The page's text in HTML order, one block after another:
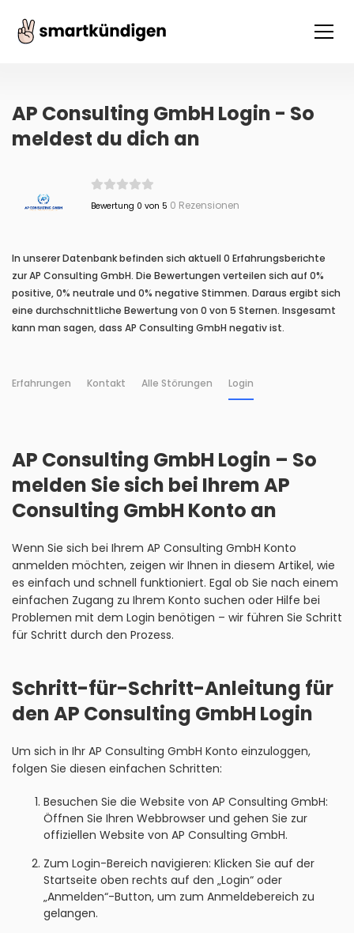
AP Consulting GmbH Login - So
meldest du dich an
Bewertung 0 von 5 0 Rezensionen
In unserer Datenbank befinden sich aktuell 0 Erfahrungsberichte
zur AP Consulting GmbH. Die Bewertungen verteilen sich auf 0%
positive, 0% neutrale und 0% negative Stimmen. Daraus ergibt sich
eine durchschnittliche Bewertung von 0 von 5 Sternen. Insgesamt
kann man sagen, dass AP Consulting GmbH negativ ist.
Erfahrungen Kontakt Alle Störungen Login
AP Consulting GmbH Login – So
melden Sie sich bei Ihrem AP
Consulting GmbH Konto an
Wenn Sie sich bei Ihrem AP Consulting GmbH Konto
anmelden möchten, zeigen wir Ihnen in diesem Artikel, wie
es einfach und schnell funktioniert. Egal ob Sie nach einem
einfachen Zugang zu Ihrem Konto suchen oder Hilfe bei
Problemen mit dem Login benötigen – wir führen Sie Schritt
für Schritt durch den Prozess.
Schritt-für-Schritt-Anleitung für
den AP Consulting GmbH Login
Um sich in Ihr AP Consulting GmbH Konto einzuloggen,
folgen Sie diesen einfachen Schritten:
Besuchen Sie die Website von AP Consulting GmbH:
Öffnen Sie Ihren Webbrowser und gehen Sie zur
offiziellen Website von AP Consulting GmbH.
Zum Login-Bereich navigieren: Klicken Sie auf der
Startseite oben rechts auf den „Login“ oder
„Anmelden“-Button, um zum Anmeldebereich zu
gelangen.